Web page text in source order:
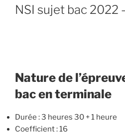
LE
NSI sujet bac 2022
Nature de
bac en terminale
Durée : 3 heures 30 + 1 heure
Coefficient : 16